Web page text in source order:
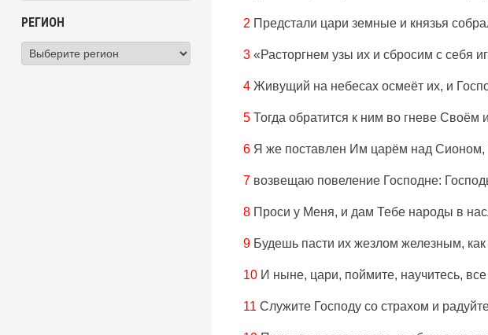
РЕГИОН 2 Предстали цари земные и князья
3 «Расторгнем узы их и сбросим с себя
4 Живущий на небесах осмеёт их, и
5 Тогда обратится к ним во гневе Своём
6 Я же поставлен Им царём над Сионом,
7 возвещаю повеление Господне:
8 Проси у Меня, и дам Тебе народы в
9 Будешь пасти их жезлом железным,
10 И ныне, цари, поймите, научитесь,
11 Служите Господу со страхом и